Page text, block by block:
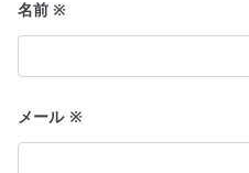
名前※
メール ※